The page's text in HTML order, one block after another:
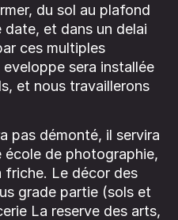
du sol au plafond
et dans un delai
ces multiples
sera installée
et nous travaillerons
pas démonté, il servira
de photographie,
friche. Le décor des
grade partie (sols et
La reserve des arts,